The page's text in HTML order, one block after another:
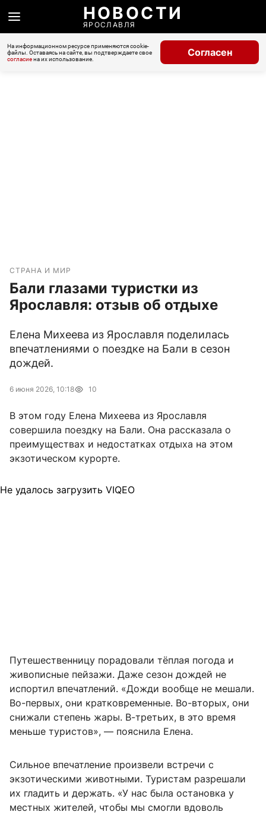
НОВОСТИ
ЯРОСЛАВЛЯ
На информационном ресурсе применяются cookie-
файлы. Оставаясь на сайте, вы подтверждаете свое
согласиена их использование.
Согласен
СТРАНА И МИР
Бали глазами туристки из
Ярославля: отзыв об отдыхе
Елена Михеева из Ярославля поделилась
впечатлениями о поездке на Бали в сезон
дождей.
6 июня 2026, 10:18 10
В этом году Елена Михеева из Ярославля
совершила поездку на Бали. Она рассказала о
преимуществах и недостатках отдыха на этом
экзотическом курорте.
Не удалось загрузить VIQEO
Путешественницу порадовали тёплая погода и
живописные пейзажи. Даже сезон дождей не
испортил впечатлений. «Дожди вообще не мешали.
Во-первых, они кратковременные. Во-вторых, они
снижали степень жары. В-третьих, в это время
меньше туристов», — пояснила Елена.
Сильное впечатление произвели встречи с
экзотическими животными. Туристам разрешали
их гладить и держать. «У нас была остановка у
местных жителей, чтобы мы смогли вдоволь